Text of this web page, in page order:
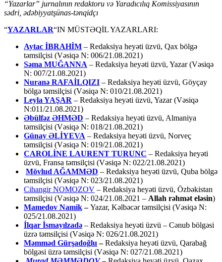
“Yazarlar” jurnalının redaktoru və Yaradıcılıq Komissiyasının
sədri, ədəbiyyatşünas-tənqidçı
“YAZARLAR“IN MÜSTƏQİL YAZARLARI:
Aytac İBRAHİM – Redaksiya heyəti üzvü, Qax bölgə
təmsilçisi (Vəsiqə N: 006/21.08.2021)
Səma MUĞANNA – Redaksiya heyəti üzvü, Yazar (Vəsiqə
N: 007/21.08.2021)
Nuranə RAFAİLQIZI – Redaksiya heyəti üzvü, Göyçay
bölgə təmsilçisi (Vəsiqə N: 010/21.08.2021)
Leyla YAŞAR – Redaksiya heyəti üzvü, Yazar (Vəsiqə
N:011/21.08.2021)
Əbülfəz ƏHMƏD – Redaksiya heyəti üzvü, Almaniya
təmsilçisi (Vəsiqə N: 018/21.08.2021)
Günay ƏLİYEVA – Redaksiya heyəti üzvü, Norveç
təmsilçisi (Vəsiqə N: 019/21.08.2021)
CAROLİNE LAURENT TURUNC – Redaksiya heyəti
üzvü, Fransa təmsilçisi (Vəsiqə N: 022/21.08.2021)
Mövlud AĞAMMƏD – Redaksiya heyəti üzvü, Quba bölgə
təmsilçisi (Vəsiqə N: 023/21.08.2021)
Cihangir NOMOZOV – Redaksiya heyəti üzvü, Özbəkistan
təmsilçisi (Vəsiqə N: 024/21.08.2021 – Allah rəhmət eləsin)
Mamedov Namik–Yazar, Kəlbəcər təmsilçisi (Vəsiqə N:
025/21.08.2021)
İlqar İsmayılzadə – Redaksiya heyəti üzvü – Cənub bölgəsi
üzrə təmsilçisi (Vəsiqə N: 026/21.08.2021)
Məmməd Gürşadoğlu –Redaksiya heyəti üzvü, Qarabağ
bölgəsi üzrə təmsilçisi (Vəsiqə N: 027/21.08.2021)